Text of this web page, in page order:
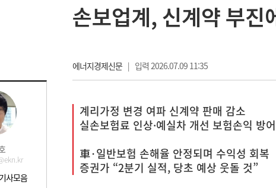
사모음
손보업계, 신계약 부
에너지경제신문| 입력 2026.07.09 11:35
계리가정 변경 여파 신계약 판매 감소
실손보험료 인상·예실차 개선 보험손익 방어
車·일반보험 손해율 안정되며 수익성 회복
증권가 “2분기 실적, 당초 예상 웃돌 것”